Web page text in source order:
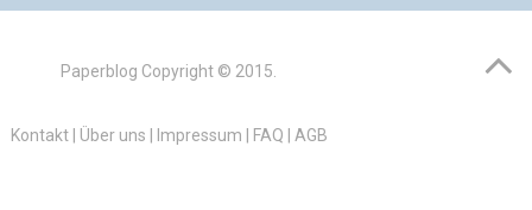
Paperblog Copyright © 2015.
Kontakt| Über uns Impressum FAQ AGB